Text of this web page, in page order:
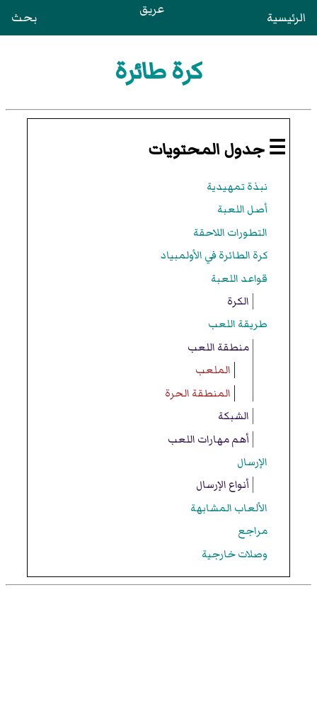
الرئيسية عريق بحث
كرة طائرة
☰ جدول المحتويات
نبذة تمهيدية
أصل اللعبة
التطورات اللاحقة
كرة الطائرة في الأولمبياد
قواعد اللعبة
الكرة
طريقة اللعب
منطقة اللعب
الملعب
المنطقة الحرة
الشبكة
أهم مهارات اللعب
الإرسال
أنواع الإرسال
الألعاب المشابهة
مراجع
وصلات خارجية